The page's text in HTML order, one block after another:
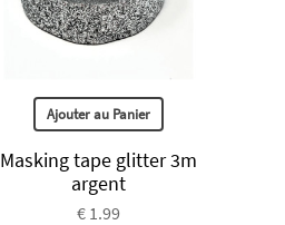
Ajouter au Panier
Masking tape glitter 3m
argent
€ 1.99